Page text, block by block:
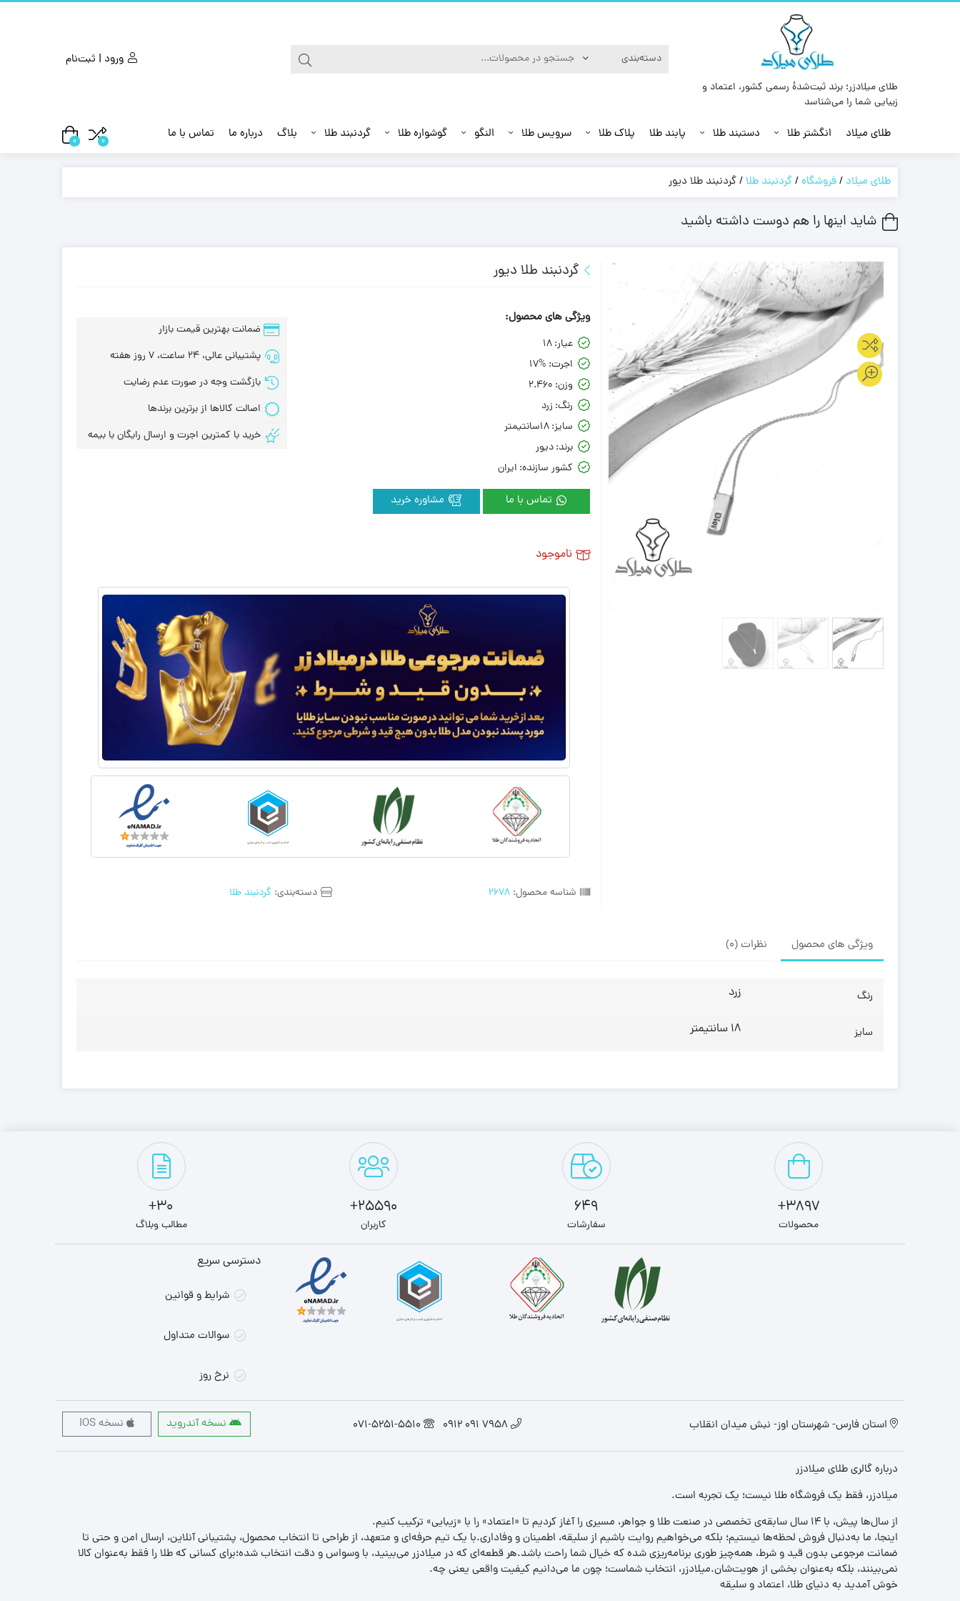
طلای میلادزر؛ برند ثبت‌شدهٔ رسمی کشور، اعتماد و
زیبایی شما را می‌شناسد
ورود | ثبت‌نام
طلای میلاد انگشتر طلا دستبند طلا پابند طلا پلاک طلا سرویس طلا النگو گوشواره طلا گردنبند طلا بلاگ درباره ما تماس با ما 0
0
طلای میلاد /فروشگاه/گردنبند طلا/گردنبند طلا دیور
شاید اینها را هم دوست داشته باشید
گردنبند طلا دیور
شناسه محصول:2678 دسته‌بندی: گردنبند طلا
ویژگی های محصول:
عیار: 18
اجرت: 17%
وزن: 2.460
رنگ: زرد
سایز: 18سانتیمتر
برند: دیور
کشور سازنده: ایران
تماس با ما
ضمانت بهترین قیمت بازار
پشتیبانی عالی، 24 ساعت، 7 روز هفته
بازگشت وجه در صورت عدم رضایت
اصالت کالاها از برترین برندها
خرید با کمترین اجرت و ارسال رایگان با بیمه
ناموجود
ویژگی های محصول نظرات (0)
رنگ زرد
سایز 18 سانتیمتر
3897+
محصولات
649
سفارشات
25590+
کاربران
30+
مطالب وبلاگ
دسترسی سریع
شرایط و قوانین
سوالات متداول
نرخ روز
استان فارس- شهرستان اوز- نبش میدان انقلاب 7958 091 0912
071-5251-5510 نسخه آندروید نسخه IOS
درباره گالری طلای میلادزر
میلادزر، فقط یک فروشگاه طلا نیست؛ یک تجربه‌ است.
از سال‌ها پیش، با ۱۴ سال سابقه‌ی تخصصی در صنعت طلا و جواهر، مسیری را آغاز کردیم تا «اعتماد» را با «زیبایی» ترکیب کنیم.
اینجا، ما به‌دنبال فروش لحظه‌ها نیستیم؛ بلکه می‌خواهیم روایت باشیم از سلیقه، اطمینان و وفاداری.با یک تیم حرفه‌ای و متعهد، از طراحی تا انتخاب محصول، پشتیبانی آنلاین، ارسال امن و حتی تا
ضمانت مرجوعی بدون قید و شرط، همه‌چیز طوری برنامه‌ریزی شده که خیال شما راحت باشد.هر قطعه‌ای که در میلادزر می‌بینید، با وسواس و دقت انتخاب شده؛برای کسانی که طلا را فقط به‌عنوان کالا
نمی‌بینند، بلکه به‌عنوان بخشی از هویت‌شان.میلادزر، انتخاب شماست؛ چون ما می‌دانیم کیفیت واقعی یعنی چه.
خوش آمدید به دنیای طلا، اعتماد و سلیقه